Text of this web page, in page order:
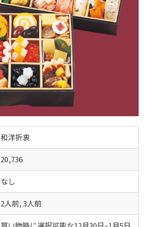
和洋折衷
20,736
なし
2人前, 3人前